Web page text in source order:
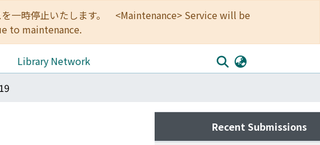
を一時停止いたします。 <Maintenance> Service will be
to maintenance.
Library Network
Recent Submissions